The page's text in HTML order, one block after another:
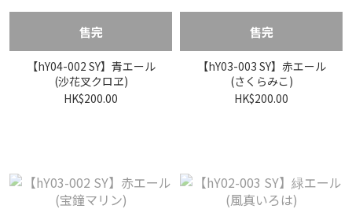
售完
【hY04-002 SY】青エール
(沙花叉クロヱ)
HK$200.00
售完
【hY03-003 SY】赤エール
(さくらみこ)
HK$200.00